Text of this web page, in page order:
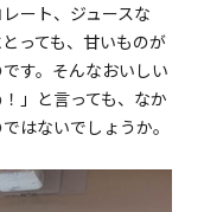
ート、ジュースな
っても、甘いものが
す。そんなおいしい
」と言っても、なか
はないでしょうか。